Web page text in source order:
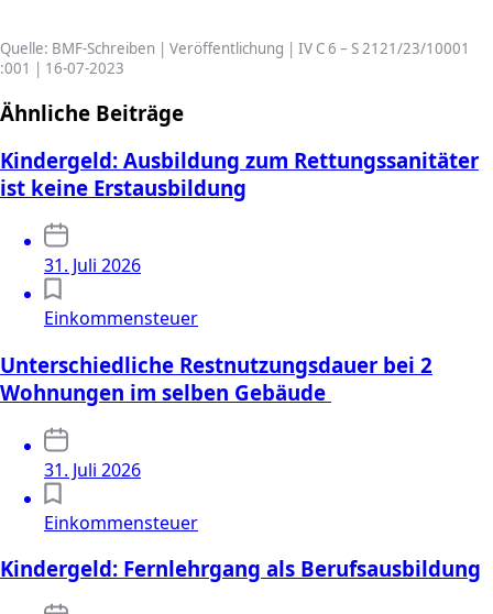
Quelle: BMF-Schreiben | Veröffentlichung | IV C 6 – S 2121/23/10001
:001 | 16-07-2023
Ähnliche Beiträge
Kindergeld: Ausbildung zum Rettungssanitäter
ist keine Erstausbildung
31. Juli 2026
Einkommensteuer
Unterschiedliche Restnutzungsdauer bei 2
Wohnungen im selben Gebäude
31. Juli 2026
Einkommensteuer
Kindergeld: Fernlehrgang als Berufsausbildung